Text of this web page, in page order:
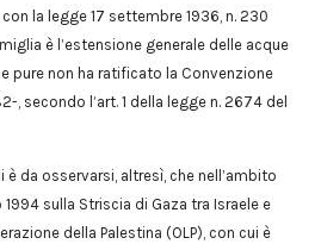
la legge 17 settembre 1936, n. 230
è l’estensione generale delle acque
pure non ha ratificato la Convenzione
, secondo l’art. 1 della legge n. 2674 del
da osservarsi, altresì, che nell’ambito
sulla Striscia di Gaza tra Israele e
della Palestina (OLP), con cui è